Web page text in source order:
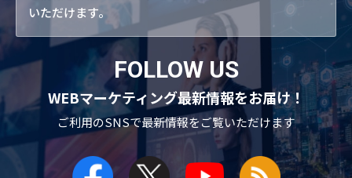
いただけます。
FOLLOW US
WEBマーケティング最新情報をお届け！
ご利用のSNSで最新情報をご覧いただけます